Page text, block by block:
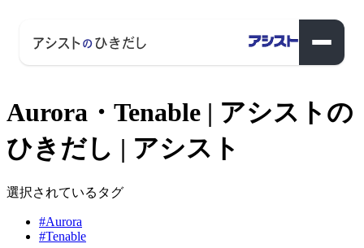
Aurora・Tenable | アシストの
ひきだし | アシスト
選択されているタグ
#Aurora
#Tenable